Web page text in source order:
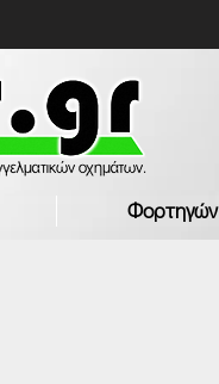
Φορτηγών